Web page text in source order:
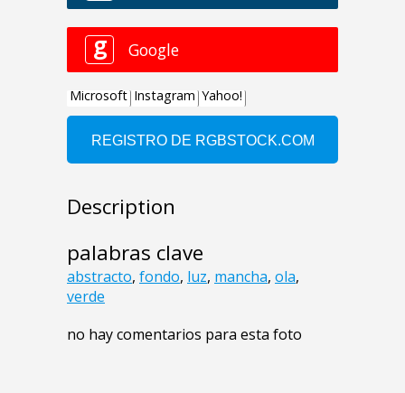
Description
palabras clave
abstracto, fondo, luz, mancha, ola,
verde
no hay comentarios para esta foto